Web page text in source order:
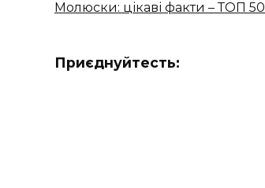
Молюски: цікаві факти – ТОП 50
Приєднуйтесть: